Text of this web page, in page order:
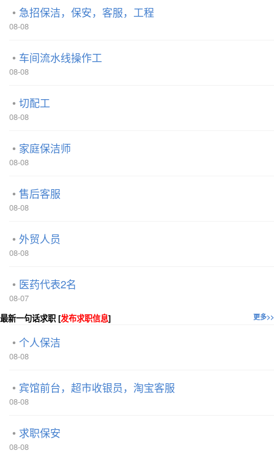
急招保洁，保安，客服，工程
08-08
车间流水线操作工
08-08
切配工
08-08
家庭保洁师
08-08
售后客服
08-08
外贸人员
08-08
医药代表2名
08-07
更多>>
最新一句话求职 [发布求职信息]
个人保洁
08-08
宾馆前台，超市收银员，淘宝客服
08-08
求职保安
08-08